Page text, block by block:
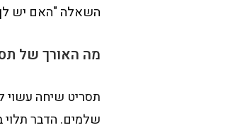
השאלה "האם יש לך
מה האורך של
תסריט שיחה עשוי
שלמים. הדבר תלוי